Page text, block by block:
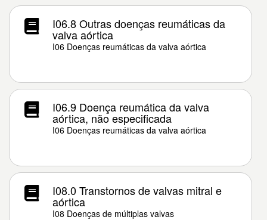
I06.8 Outras doenças reumáticas da
valva aórtica
I06 Doenças reumáticas da valva aórtica
I06.9 Doença reumática da valva
aórtica, não especificada
I06 Doenças reumáticas da valva aórtica
I08.0 Transtornos de valvas mitral e
aórtica
I08 Doenças de múltiplas valvas